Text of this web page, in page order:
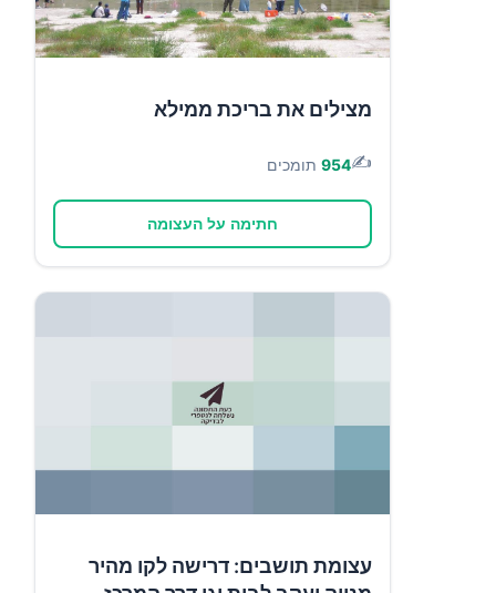
מצילים את בריכת ממילא
✍️
954 תומכים
חתימה על העצומה
עצומת תושבים: דרישה לקו מהיר